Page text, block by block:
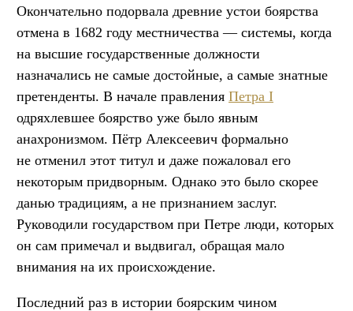
Окончательно подорвала древние устои боярства
отмена в 1682 году местничества — системы, когда
на высшие государственные должности
назначались не самые достойные, а самые знатные
претенденты. В начале правления Петра I
одряхлевшее боярство уже было явным
анахронизмом. Пётр Алексеевич формально
не отменил этот титул и даже пожаловал его
некоторым придворным. Однако это было скорее
данью традициям, а не признанием заслуг.
Руководили государством при Петре люди, которых
он сам примечал и выдвигал, обращая мало
внимания на их происхождение.
Последний раз в истории боярским чином